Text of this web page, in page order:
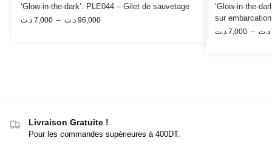
‘Glow-in-the-dark’. PLE044 – Gilet de sauvetage
7,000 د.ت – 96,000 د.ت
‘Glow-in-the-
sur
7,000 د.ت – د.ت
Livraison Gratuite !
Pour les commandes supérieures à 400DT.